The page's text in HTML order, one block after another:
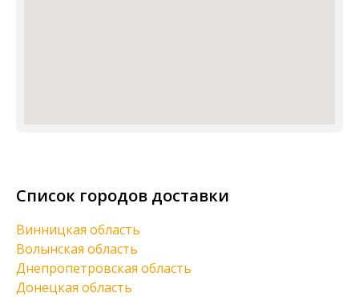
Список городов доставки
Винницкая область
Волынская область
Днепропетровская область
Донецкая область